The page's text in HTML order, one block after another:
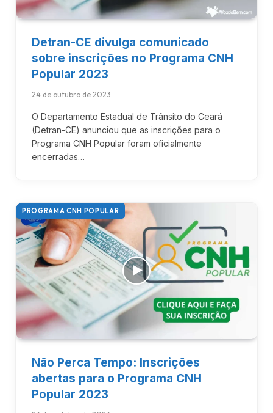
Detran-CE divulga comunicado
sobre inscrições no Programa CNH
Popular 2023
24 de outubro de 2023
O Departamento Estadual de Trânsito do Ceará
(Detran-CE) anunciou que as inscrições para o
Programa CNH Popular foram oficialmente
encerradas…
PROGRAMA CNH POPULAR
Não Perca Tempo: Inscrições
abertas para o Programa CNH
Popular 2023